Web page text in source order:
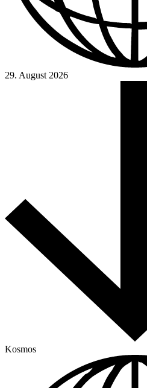
29. August 2026
Kosmos